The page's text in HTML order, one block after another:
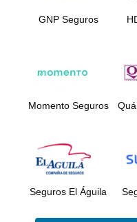
GNP Seguros
Momento Seguros
Seguros El Águila